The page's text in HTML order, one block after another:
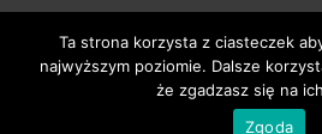
Copyright © 2026OAZA -
RealizacjaEDU-
Ta strona korzysta z ciasteczek
najwyższym poziomie. Dalsze
że zgadzasz się na
Zgoda